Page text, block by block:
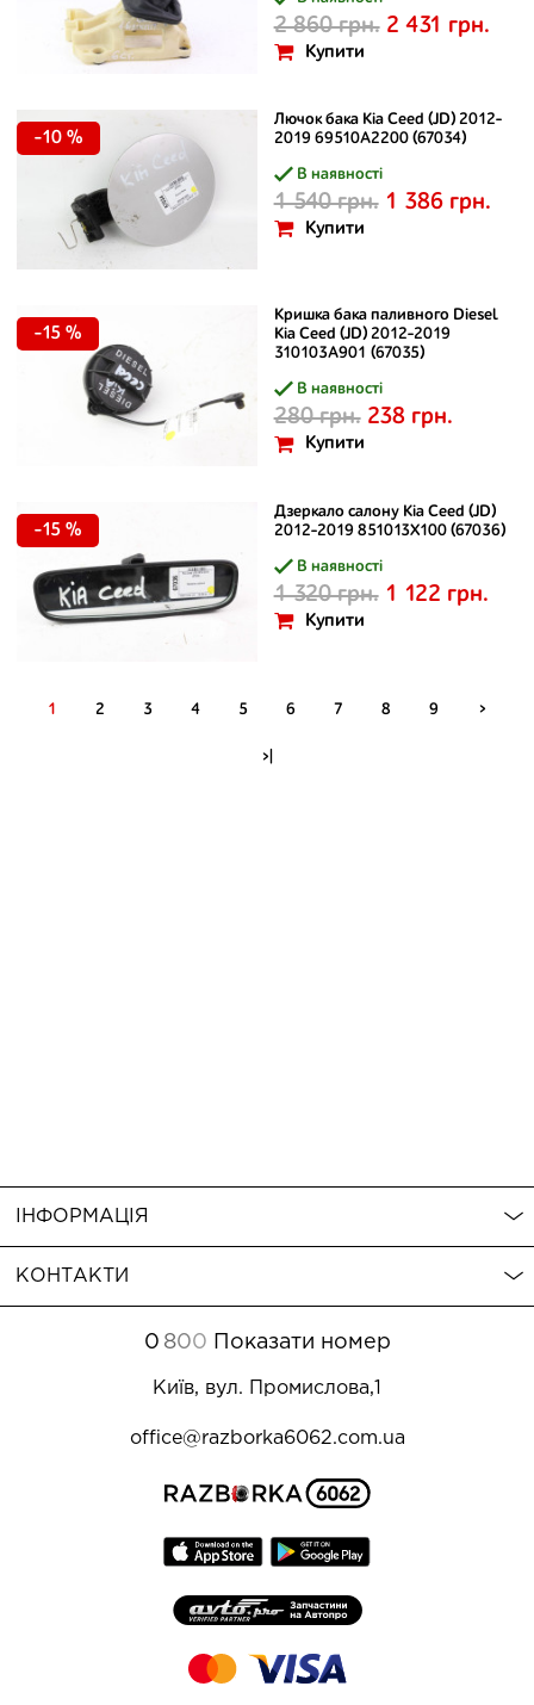
2 860 грн. 2 431 грн.
Купити
Лючок бака Kia Ceed (JD) 2012-
2019 69510A2200 (67034)
В наявності
1 540 грн. 1 386 грн.
Купити
-10 %
Кришка бака паливного Diesel
Kia Ceed (JD) 2012-2019
310103A901 (67035)
В наявності
280 грн. 238 грн.
Купити
-15 %
Дзеркало салону Kia Ceed (JD)
2012-2019 851013X100 (67036)
В наявності
1 320 грн. 1 122 грн.
Купити
-15 %
1 2 3 4 5 6 7 8 9 >
>|
ІНФОРМАЦІЯ
КОНТАКТИ
0 800 Показати номер
Київ, вул. Промислова,1
office@razborka6062.com.ua